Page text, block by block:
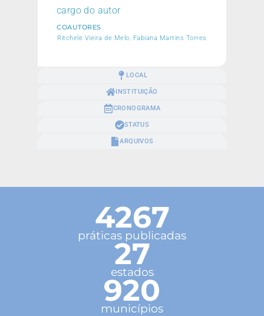
LOCAL
INSTITUIÇÃO
CRONOGRAMA
STATUS
ARQUIVOS
cargo do autor
COAUTORES
Ritchele Vieira de Melo, Fabiana Martins Torres
4267
práticas publicadas
27
estados
920
municípios